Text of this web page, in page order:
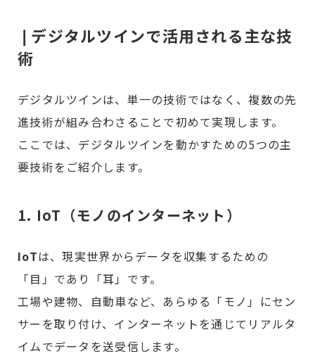
❘デジタルツインで活用される主な技
術
デジタルツインは、単一の技術ではなく、複数の先
進技術が組み合わさることで初めて実現します。
ここでは、デジタルツインを動かすための5つの主
要技術をご紹介します。
1. IoT（モノのインターネット）
IoTは、現実世界からデータを収集するための
「目」であり「耳」です。
工場や建物、自動車など、あらゆる「モノ」にセン
サーを取り付け、インターネットを通じてリアルタ
イムでデータを送受信します。